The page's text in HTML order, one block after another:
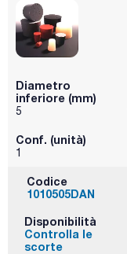
Diametro
inferiore (mm)
5
Conf. (unità)
1
Codice
1010505DAN
Disponibilità
Controlla le
scorte